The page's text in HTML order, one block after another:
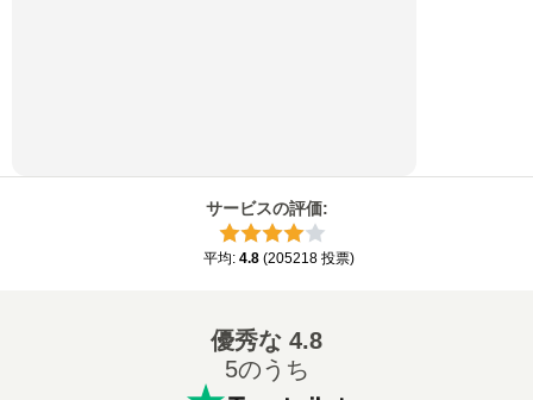
サービスの評価:
平均: 4.8 (205218 投票)
優秀な 4.8
5のうち